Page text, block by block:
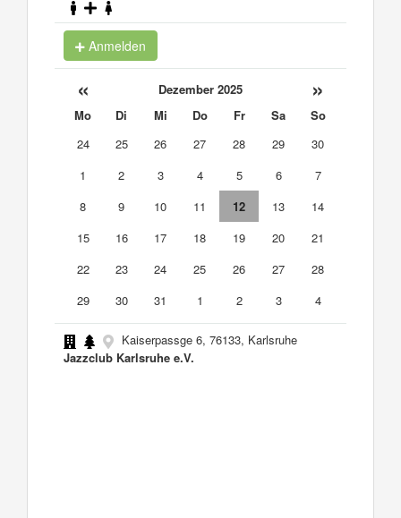
Anmelden
« Dezember 2025 »
Mo Di Mi Do Fr Sa
So
24
25 26 27 28 29
30
1
2 3 4 5 6
7
8
9 10 11 12 13
14
15
16 17 18 19 20
21
22
23 24 25 26 27
28
29
30 31 1 2 3 4
Kaiserpassge 6, 76133, Karlsruhe
Jazzclub Karlsruhe e.V.